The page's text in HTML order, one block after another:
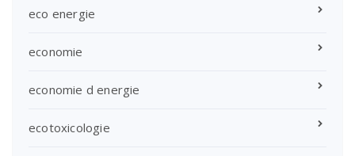
eco energie
economie
economie d energie
ecotoxicologie